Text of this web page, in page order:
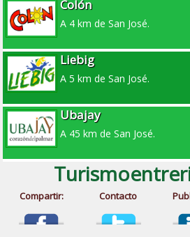
Colón
A 4 km de San José.
Liebig
A 5 km de San José.
Ubajay
A 45 km de San José.
Compartir: Contacto